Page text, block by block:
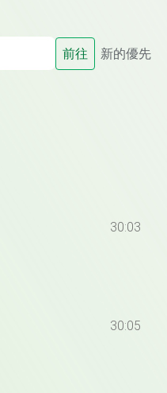
前往 新的優先
30:03
30:05